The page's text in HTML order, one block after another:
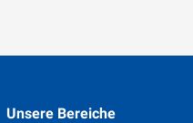
Unsere Bereiche